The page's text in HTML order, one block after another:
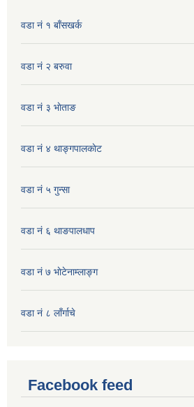
वडा नं १ बाँसखर्क
वडा नं २ बरुवा
वडा नं ३ भाेताङ
वडा नं ४ थाङ्गपालकाेट
वडा नं ५ गुन्सा
वडा नं ६ थाङपालधाप
वडा नं ७ भाेटेनाम्लाङ्ग
वडा नं ८ लाँर्गाचे
Facebook feed